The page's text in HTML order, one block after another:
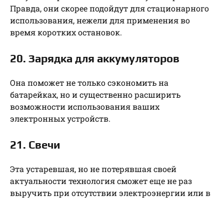
Правда, они скорее подойдут для стационарного
использования, нежели для применения во
время коротких остановок.
20. Зарядка для аккумуляторов
Она поможет не только сэкономить на
батарейках, но и существенно расширить
возможности использования ваших
электронных устройств.
21. Свечи
Эта устаревшая, но не потерявшая своей
актуальности технология сможет еще не раз
выручить при отсутствии электроэнергии или в